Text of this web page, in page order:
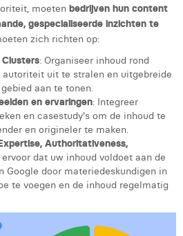
moeten bedrijven hun content
gespecialiseerde inzichten te
zich richten op:
: Organiseer inhoud rond
uit te stralen en uitgebreide
aan te tonen.
en ervaringen: Integreer
en casestudy's om de inhoud te
en origineler te maken.
Authoritativeness,
ervoor dat uw inhoud voldoet aan de
door materiedeskundigen in
te voegen en de inhoud regelmatig